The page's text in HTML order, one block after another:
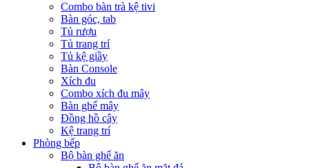
Combo bàn trà kệ tivi
Bàn góc, tab
Tủ rượu
Tủ trang trí
Tủ kệ giầy
Bàn Console
Xích đu
Combo xích đu mây
Bàn ghế mây
Đồng hồ cây
Kệ trang trí
Phòng bếp
Bộ bàn ghế ăn